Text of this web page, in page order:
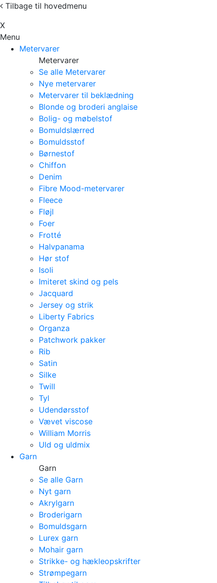
Tilbage til hovedmenu
Х
Menu
Metervarer
Metervarer
Se alle Metervarer
Nye metervarer
Metervarer til beklædning
Blonde og broderi anglaise
Bolig- og møbelstof
Bomuldslærred
Bomuldsstof
Børnestof
Chiffon
Denim
Fibre Mood-metervarer
Fleece
Fløjl
Foer
Frotté
Halvpanama
Hør stof
Isoli
Imiteret skind og pels
Jacquard
Jersey og strik
Liberty Fabrics
Organza
Patchwork pakker
Rib
Satin
Silke
Twill
Tyl
Udendørsstof
Vævet viscose
William Morris
Uld og uldmix
Garn
Garn
Se alle Garn
Nyt garn
Akrylgarn
Broderigarn
Bomuldsgarn
Lurex garn
Mohair garn
Strikke- og hækleopskrifter
Strømpegarn